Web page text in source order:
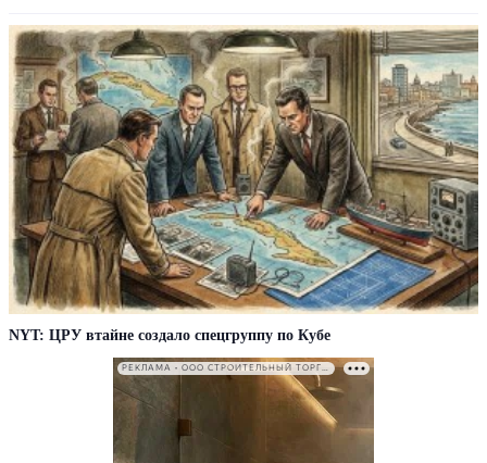
NYT: ЦРУ втайне создало спецгруппу по Кубе
РЕКЛАМА • ООО СТРОИТЕЛЬНЫЙ ТОРГОВЫЙ ДОМ «ПЕТРОВИЧ». ИНН: 7802348846